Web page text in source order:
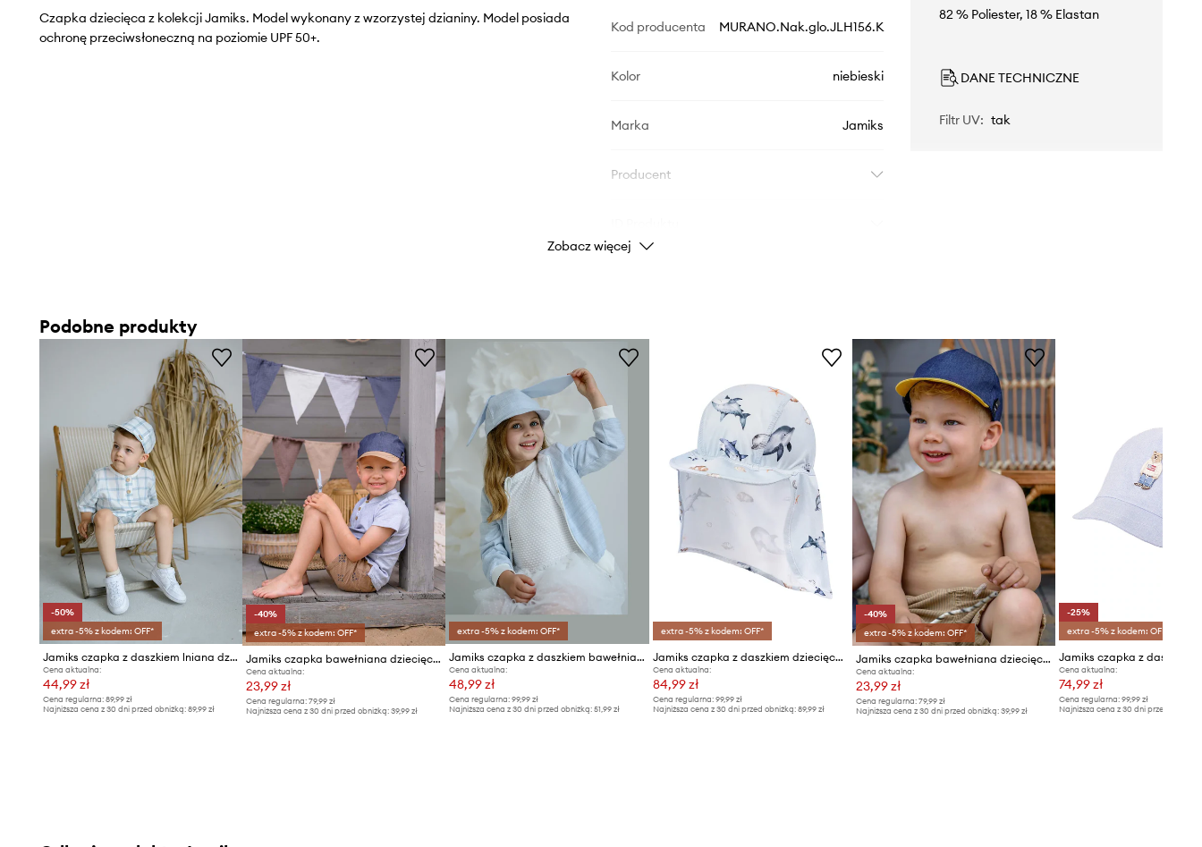
Czapka dziecięca z kolekcji Jamiks. Model wykonany z wzorzystej dzianiny. Model posiada
ochronę przeciwsłoneczną na poziomie UPF 50+.
Kod producenta MURANO.Nak.glo.JLH156.K
Kolor niebieski
Marka Jamiks
Producent
82 % Poliester, 18 % Elastan
DANE TECHNICZNE
Filtr UV: tak
Zobacz więcej
Podobne produkty
-50%
extra -5% z kodem: OFF*
Jamiks czapka z daszkiem lniana dziecięca RAMSEY
Cena aktualna:
44,99 zł
Cena regularna: 89,99 zł
Najniższa cena z 30 dni przed obniżką: 89,99 zł
-40%
extra -5% z kodem: OFF*
Jamiks czapka bawełniana dziecięca
Cena aktualna:
23,99 zł
Cena regularna:79,99 zł
Najniższa cena z 30 dni przed obniżką:39,99 zł
extra -5% z kodem: OFF*
Jamiks czapka z daszkiem bawełniana dziecięca SHELLEY
Cena aktualna:
48,99 zł
Cena regularna: 99,99 zł
Najniższa cena z 30 dni przed obniżką: 51,99 zł
extra -5% z kodem: OFF*
Jamiks czapka z daszkiem dziecięca LEMIKI
Cena aktualna:
84,99 zł
Cena regularna: 99,99 zł
Najniższa cena z 30 dni przed obniżką: 89,99 zł
-40%
extra -5% z kodem: OFF*
Jamiks czapka bawełniana dziecięca
Cena aktualna:
23,99 zł
Cena regularna:79,99 zł
Najniższa cena z 30 dni przed obniżką:39,99 zł
-25%
extra -5% z kodem: OFF*
Cena aktualna:
74,99 zł
Cena regularna: 99,99 zł
Najniższa cena z 30 dni przed obniżką: